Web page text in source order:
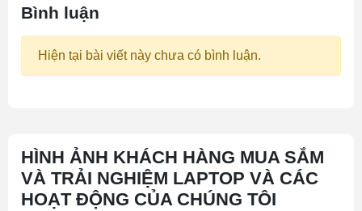
Bình luận
Hiện tại bài viết này chưa có bình luận.
HÌNH ẢNH KHÁCH HÀNG MUA SẮM
VÀ TRẢI NGHIỆM LAPTOP VÀ CÁC
HOẠT ĐỘNG CỦA CHÚNG TÔI